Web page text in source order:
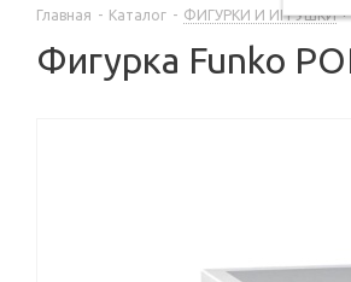
Главная - Каталог - ФИГУРКИ И ИГРУШКИ
Фигурка Funko